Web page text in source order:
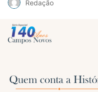
Redação